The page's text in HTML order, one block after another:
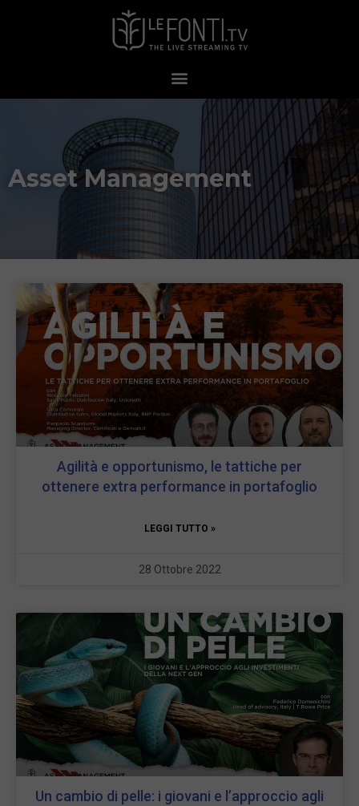
Asset Management
Agilità e opportunismo, le tattiche per
ottenere extra performance in portafoglio
LEGGI TUTTO »
28 Ottobre 2022
Un cambio di pelle: i giovani e l’approccio agli